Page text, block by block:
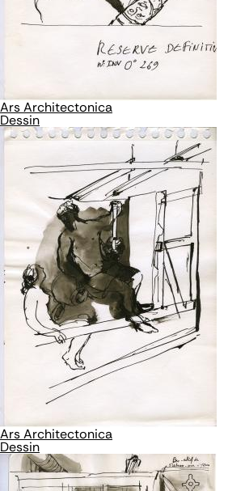
Ars Architectonica
Dessin
Ars Architectonica
Dessin